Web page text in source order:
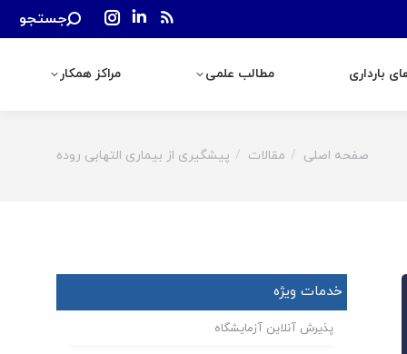
Rss
window
Linkedin
opens
window
Instagram
opens
window
Search:
جستجو
بارداری مطالب علمی مراکز همکار
You are here:
صفحه اصلی مقالات پیشگیری از بیماری التهابی روده
خدمات ویژه
پذیرش آنلاین آزمایشگاه
مراکز همکار